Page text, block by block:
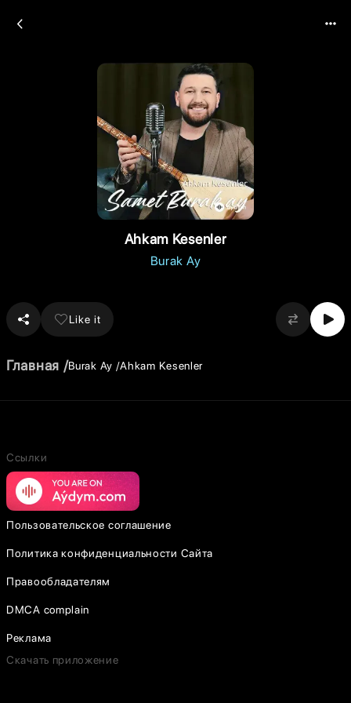
Ahkam Kesenler
Burak Ay
Like it
Главная Burak Ay Ahkam Kesenler
Ссылки
Пользовательское соглашение
Политика конфиденциальности Сайта
Правообладателям
DMCA complain
Реклама
Скачать приложение